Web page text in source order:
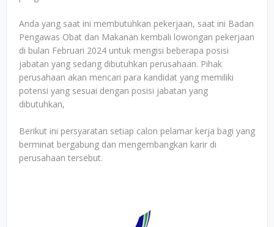
Anda yang saat ini membutuhkan pekerjaan, saat ini Badan
Pengawas Obat dan Makanan kembali lowongan pekerjaan
di bulan Februari 2024 untuk mengisi beberapa posisi
jabatan yang sedang dibutuhkan perusahaan. Pihak
perusahaan akan mencari para kandidat yang memiliki
potensi yang sesuai dengan posisi jabatan yang
dibutuhkan,
Berikut ini persyaratan setiap calon pelamar kerja bagi yang
berminat bergabung dan mengembangkan karir di
perusahaan tersebut.